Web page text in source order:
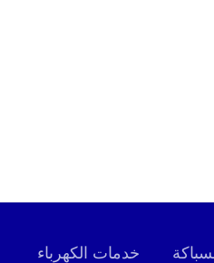
خدمات الكهرباء